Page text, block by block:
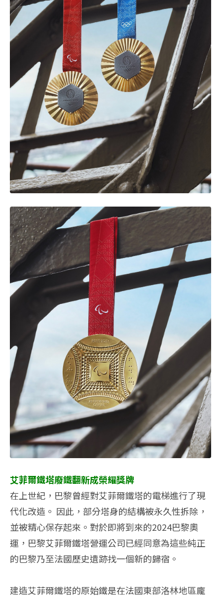
艾菲爾鐵塔廢鐵翻新成榮耀獎牌
在上世紀，巴黎曾經對艾菲爾鐵塔的電梯進行了現
代化改造。 因此，部分塔身的結構被永久性拆除，
並被精心保存起來。對於即將到來的2024巴黎奧
運，巴黎艾菲爾鐵塔營運公司已經同意為這些純正
的巴黎乃至法國歷史遺跡找一個新的歸宿。
建造艾菲爾鐵塔的原始鐵是在法國東部洛林地區龐